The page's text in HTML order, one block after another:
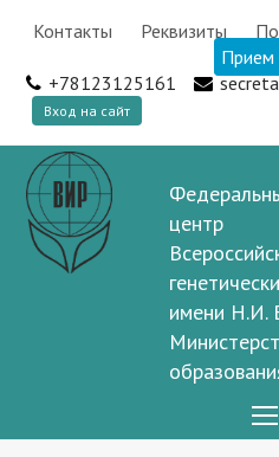
Контакты Реквизиты
Прием
+78123125161
Вход на сайт
центр
имени Н.И.